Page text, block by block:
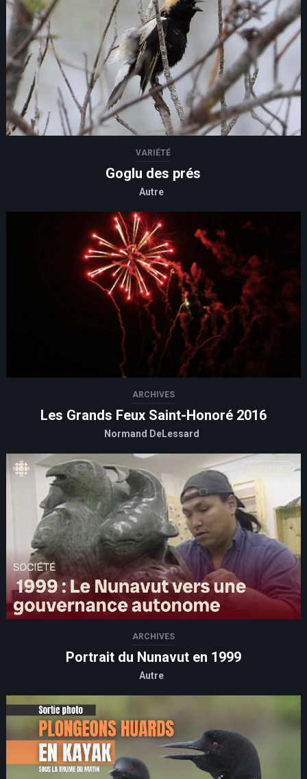
VARIÉTÉ
Goglu des prés
Autre
ARCHIVES
Les Grands Feux Saint-Honoré 2016
Normand DeLessard
ARCHIVES
Portrait du Nunavut en 1999
Autre